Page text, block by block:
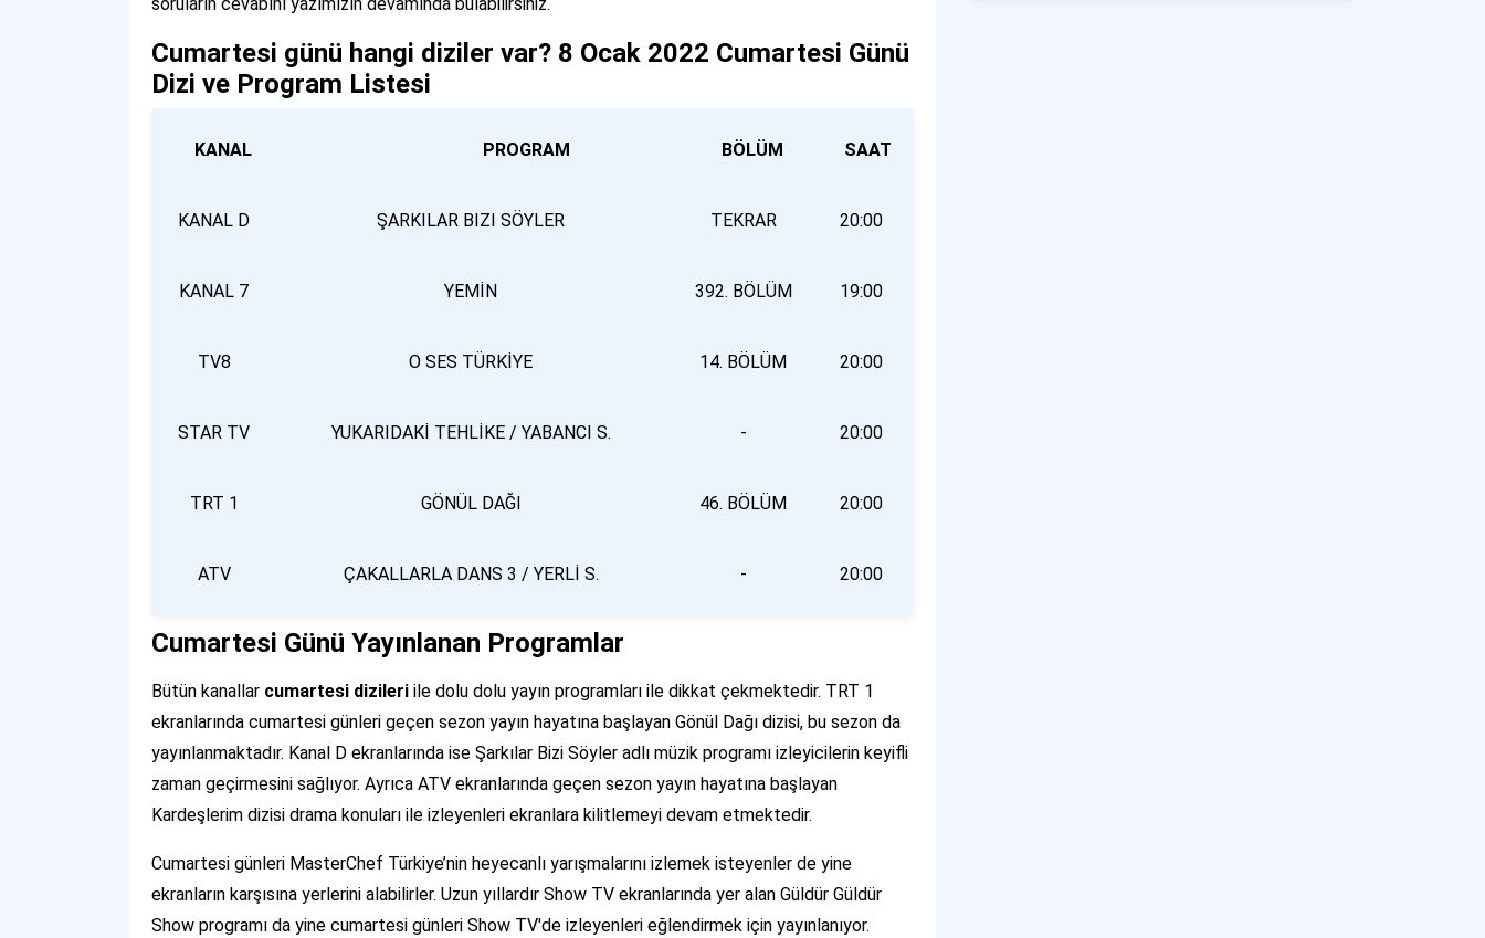
Cumartesi günü hangi diziler var? 8 Ocak 2022 Cumartesi Günü
Dizi ve Program Listesi
KANAL PROGRAM BÖLÜM SAAT
KANAL D ŞARKILAR BIZI SÖYLER TEKRAR 20:00
KANAL 7 YEMİN 392. BÖLÜM 19:00
TV8 O SES TÜRKİYE 14. BÖLÜM 20:00
STAR TV YUKARIDAKİ TEHLİKE / YABANCI S. - 20:00
TRT 1 GÖNÜL DAĞI 46. BÖLÜM 20:00
ATV ÇAKALLARLA DANS 3 / YERLİ S. - 20:00
Cumartesi Günü Yayınlanan Programlar
Bütün kanallar cumartesi dizileri ile dolu dolu yayın programları ile dikkat çekmektedir. TRT 1
ekranlarında cumartesi günleri geçen sezon yayın hayatına başlayan Gönül Dağı dizisi, bu sezon da
yayınlanmaktadır. Kanal D ekranlarında ise Şarkılar Bizi Söyler adlı müzik programı izleyicilerin keyifli
zaman geçirmesini sağlıyor. Ayrıca ATV ekranlarında geçen sezon yayın hayatına başlayan
Kardeşlerim dizisi drama konuları ile izleyenleri ekranlara kilitlemeyi devam etmektedir.
Cumartesi günleri MasterChef Türkiye’nin heyecanlı yarışmalarını izlemek isteyenler de yine
ekranların karşısına yerlerini alabilirler. Uzun yıllardır Show TV ekranlarında yer alan Güldür Güldür
Show programı da yine cumartesi günleri Show TV'de izleyenleri eğlendirmek için yayınlanıyor.